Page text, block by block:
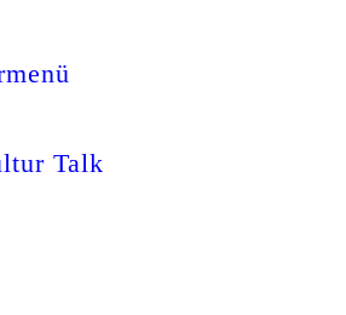
Talk